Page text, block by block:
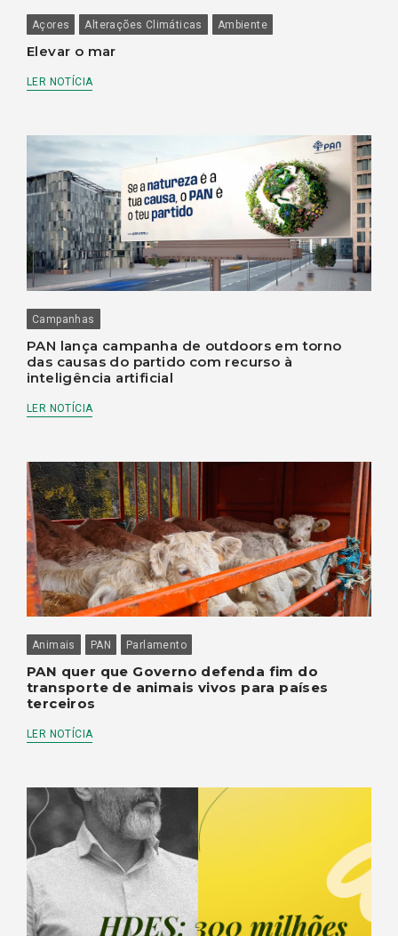
Açores Alterações Climáticas Ambiente
Elevar o mar
LER NOTÍCIA
Campanhas
PAN lança campanha de outdoors em torno
das causas do partido com recurso à
inteligência artificial
LER NOTÍCIA
Animais PAN Parlamento
PAN quer que Governo defenda fim do
transporte de animais vivos para países
terceiros
LER NOTÍCIA